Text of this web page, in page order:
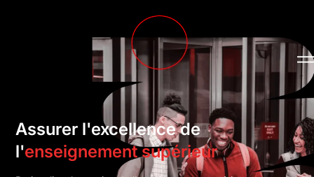
Assurer l'excellence de
l'enseignement supérieur